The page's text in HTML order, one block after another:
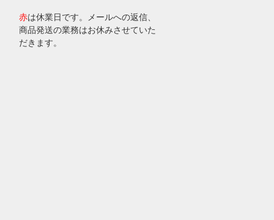
赤は休業日です。メールへの返信、
商品発送の業務はお休みさせていた
だきます。